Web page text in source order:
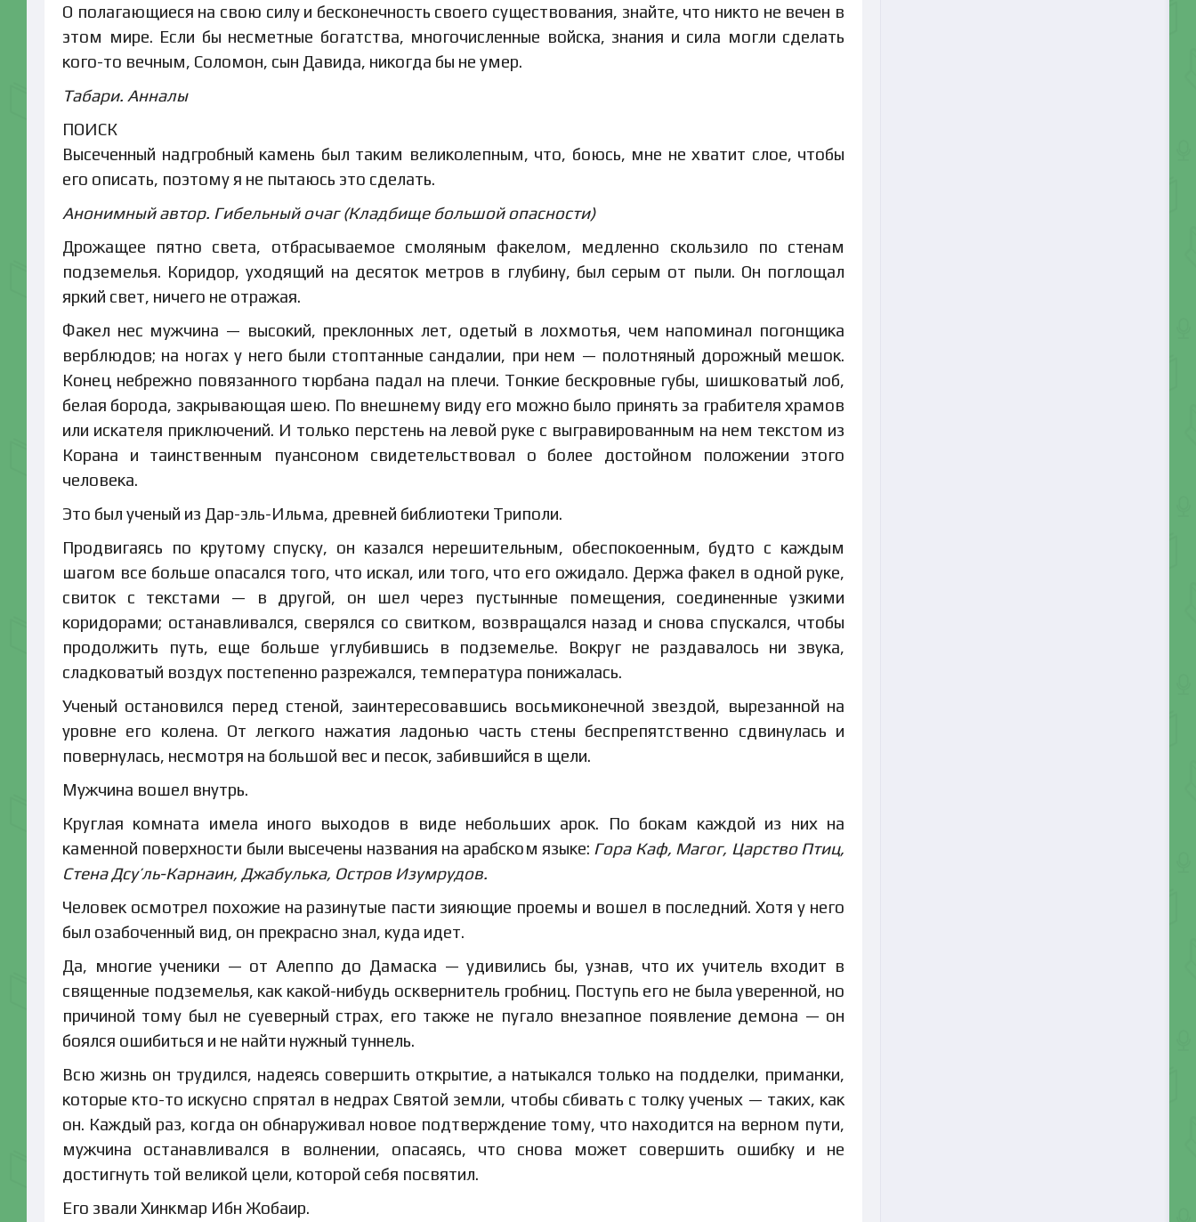
О полагающиеся на свою силу и бесконечность своего существования, знайте, что никто не вечен в
этом мире. Если бы несметные богатства, многочисленные войска, знания и сила могли сделать
кого-то вечным, Соломон, сын Давида, никогда бы не умер.
Табари. Анналы
ПОИСК
Высеченный надгробный камень был таким великолепным, что, боюсь, мне не хватит слое, чтобы
его описать, поэтому я не пытаюсь это сделать.
Анонимный автор. Гибельный очаг (Кладбище большой опасности)
Дрожащее пятно света, отбрасываемое смоляным факелом, медленно скользило по стенам
подземелья. Коридор, уходящий на десяток метров в глубину, был серым от пыли. Он поглощал
яркий свет, ничего не отражая.
Факел нес мужчина — высокий, преклонных лет, одетый в лохмотья, чем напоминал погонщика
верблюдов; на ногах у него были стоптанные сандалии, при нем — полотняный дорожный мешок.
Конец небрежно повязанного тюрбана падал на плечи. Тонкие бескровные губы, шишковатый лоб,
белая борода, закрывающая шею. По внешнему виду его можно было принять за грабителя храмов
или искателя приключений. И только перстень на левой руке с выгравированным на нем текстом из
Корана и таинственным пуансоном свидетельствовал о более достойном положении этого
человека.
Это был ученый из Дар-эль-Ильма, древней библиотеки Триполи.
Продвигаясь по крутому спуску, он казался нерешительным, обеспокоенным, будто с каждым
шагом все больше опасался того, что искал, или того, что его ожидало. Держа факел в одной руке,
свиток с текстами — в другой, он шел через пустынные помещения, соединенные узкими
коридорами; останавливался, сверялся со свитком, возвращался назад и снова спускался, чтобы
продолжить путь, еще больше углубившись в подземелье. Вокруг не раздавалось ни звука,
сладковатый воздух постепенно разрежался, температура понижалась.
Ученый остановился перед стеной, заинтересовавшись восьмиконечной звездой, вырезанной на
уровне его колена. От легкого нажатия ладонью часть стены беспрепятственно сдвинулась и
повернулась, несмотря на большой вес и песок, забившийся в щели.
Мужчина вошел внутрь.
Круглая комната имела иного выходов в виде небольших арок. По бокам каждой из них на
каменной поверхности были высечены названия на арабском языке: Гора Каф, Магог, Царство Птиц,
Стена Дсу’ль-Карнаин, Джабулька, Остров Изумрудов.
Человек осмотрел похожие на разинутые пасти зияющие проемы и вошел в последний. Хотя у него
был озабоченный вид, он прекрасно знал, куда идет.
Да, многие ученики — от Алеппо до Дамаска — удивились бы, узнав, что их учитель входит в
священные подземелья, как какой-нибудь осквернитель гробниц. Поступь его не была уверенной, но
причиной тому был не суеверный страх, его также не пугало внезапное появление демона — он
боялся ошибиться и не найти нужный туннель.
Всю жизнь он трудился, надеясь совершить открытие, а натыкался только на подделки, приманки,
которые кто-то искусно спрятал в недрах Святой земли, чтобы сбивать с толку ученых — таких, как
он. Каждый раз, когда он обнаруживал новое подтверждение тому, что находится на верном пути,
мужчина останавливался в волнении, опасаясь, что снова может совершить ошибку и не
достигнуть той великой цели, которой себя посвятил.
Его звали Хинкмар Ибн Жобаир.